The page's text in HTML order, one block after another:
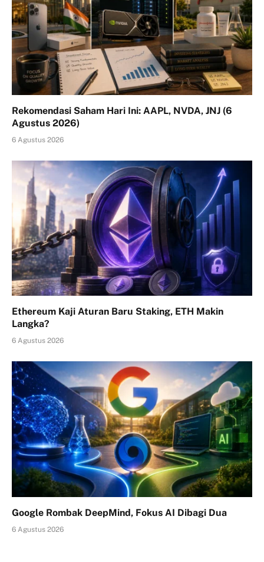
Rekomendasi Saham Hari Ini: AAPL, NVDA, JNJ (6
Agustus 2026)
6 Agustus 2026
Ethereum Kaji Aturan Baru Staking, ETH Makin
Langka?
6 Agustus 2026
Google Rombak DeepMind, Fokus AI Dibagi Dua
6 Agustus 2026